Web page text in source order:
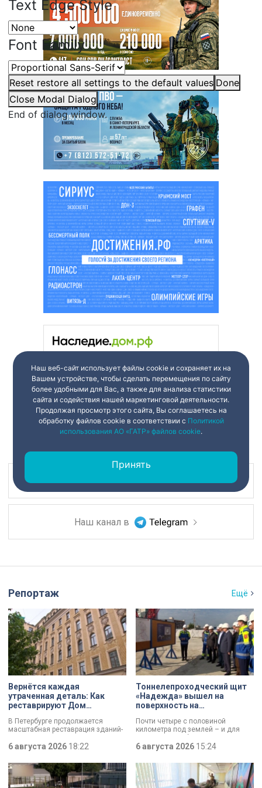
Text Edge Style
Font Family
Reset restore all settings to the default values Done
Close Modal Dialog
End of dialog window.
Наш канал в
Наш канал в
Репортаж Ещё
Вернётся каждая
утраченная деталь: Как
реставрируют Дом
Святого Николая на улице
Марата
В Петербурге продолжается
масштабная реставрация зданий-
губернаторской программы.
Специалисты обновляют не
просто стены, а восстанавливают
буквально каждую утраченную
деталь. Один из самых знаковых
6 августа 2026 18:22
Тоннелепроходческий щит
«Надежда» вышел на
поверхность на
Почти четыре с половиной
километра под землей – и для
«Надежды» забрезжил свет:
проходческий щит вышел на
поверхность. О ходе работ у
демонтажного котлована сегодня
рассказали губернатору
Александру Беглову и
6 августа 2026 15:24
Наш веб-сайт использует файлы cookie и сохраняет их на
Вашем устройстве, чтобы сделать перемещения по сайту
более удобными для Вас, а также для анализа статистики
сайта и содействия нашей маркетинговой деятельности.
Продолжая просмотр этого сайта, Вы соглашаетесь на
обработку файлов cookie в соответствии с Политикой
использования АО «ГАТР» файлов cookie.
Принять